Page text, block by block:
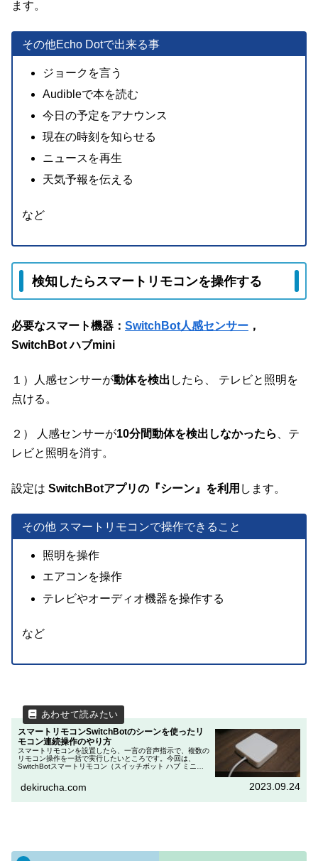
ます。
その他Echo Dotで出来る事
ジョークを言う
Audibleで本を読む
今日の予定をアナウンス
現在の時刻を知らせる
ニュースを再生
天気予報を伝える
など
検知したらスマートリモコンを操作する
必要なスマート機器： SwitchBot人感センサー ，
SwitchBot ハブmini
１）人感センサーが動体を検出 したら、 テレビと照明を
点ける。
２） 人感センサーが10分間動体を検出しなかったら 、テ
レビと照明を消す。
設定は SwitchBotアプリの『シーン』を利用 します。
その他 スマートリモコンで操作できること
照明を操作
エアコンを操作
テレビやオーディオ機器を操作する
など
スマートリモコンSwitchBotのシーンを使ったリ
モコン連続操作のやり方
スマートリモコンを設置したら、一言の音声指示で、複数の
リモコン操作を一括で実行したいところです。今回は、
SwitchBotスマートリモコン（スイッチボット ハブ ミニや
dekirucha.com 2023.09.24